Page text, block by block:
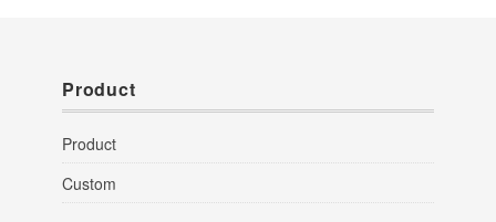
Product
Product
Custom